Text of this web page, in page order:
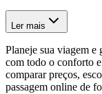
Ler mais
Planeje sua viagem e
com todo o conforto
comparar preços,
passagem online de